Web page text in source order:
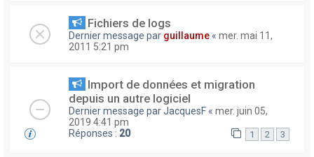
Fichiers de logs
Dernier message par guillaume « mer. mai 11,
2011 5:21 pm
Import de données et migration
depuis un autre logiciel
Dernier message parJacquesF « mer. juin 05,
2019 4:41 pm
Réponses : 20 1 2 3